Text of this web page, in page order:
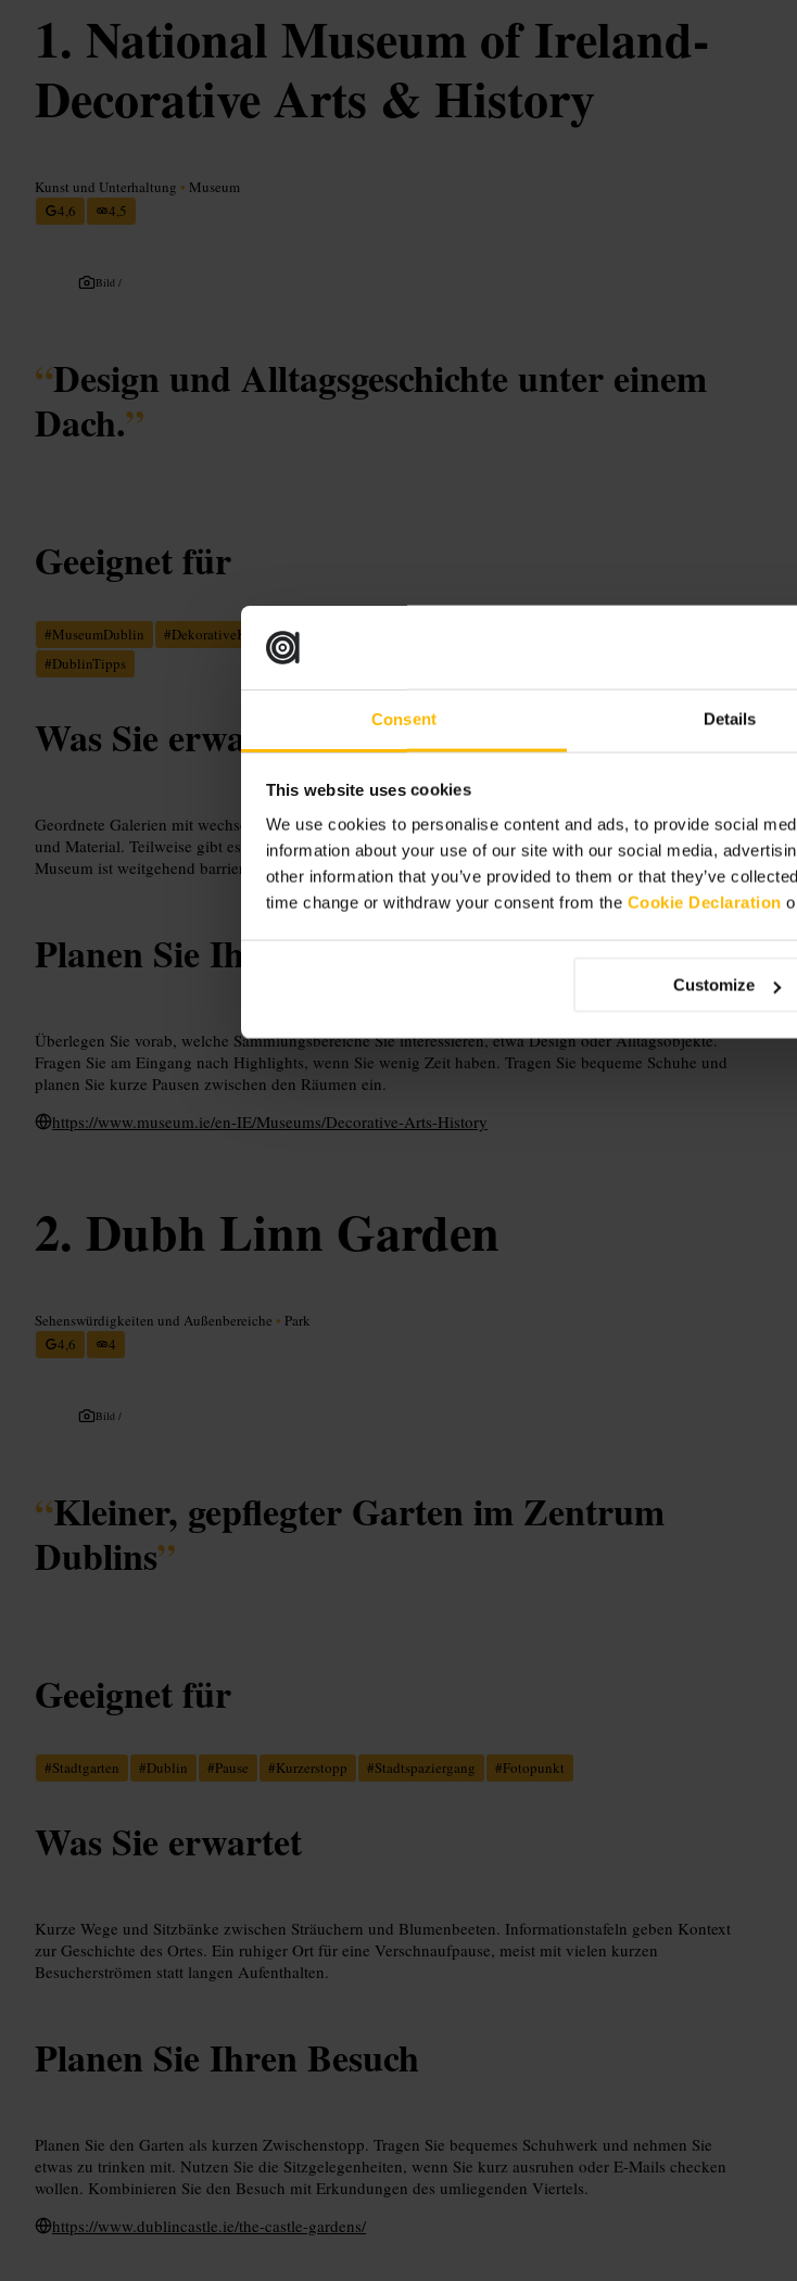
Consent Details
This website uses cookies
We use cookies to personalise content and ads, to provide social
information about your use of our site with our social media,
other information that you’ve provided to them or that they’ve
time change or withdraw your consent from the Cookie Declaration
Customize
National Museum of Ireland-
Decorative Arts & History
Kunst und Unterhaltung • Museum
4,6
4,5
Bild /
“Design und Alltagsgeschichte unter einem
Dach.”
Geeignet für
#MuseumDublin #DekorativeKunst #Geschichte
#DublinTipps
Was Sie erwartet
Geordnete Galerien mit wechselnden und dauerhaften Sammlungen. Beschilderungen erklären Kontext
und Material. Teilweise gibt es interaktive Elemente und Bereiche, die sich gut für Familien eignen. Das
Museum ist weitgehend barrierefrei und lässt sich in Etappen erkunden.
Planen Sie Ihren Besuch
Überlegen Sie vorab, welche Sammlungsbereiche Sie interessieren, etwa Design oder Alltagsobjekte.
Fragen Sie am Eingang nach Highlights, wenn Sie wenig Zeit haben. Tragen Sie bequeme Schuhe und
planen Sie kurze Pausen zwischen den Räumen ein.
https://www.museum.ie/en-IE/Museums/Decorative-Arts-History
Dubh Linn Garden
Sehenswürdigkeiten und Außenbereiche • Park
4,6
4
Bild /
“Kleiner, gepflegter Garten im Zentrum
Dublins”
Geeignet für
#Stadtgarten #Dublin #Pause #Kurzerstopp #Stadtspaziergang #Fotopunkt
Was Sie erwartet
Kurze Wege und Sitzbänke zwischen Sträuchern und Blumenbeeten. Informationstafeln geben Kontext
zur Geschichte des Ortes. Ein ruhiger Ort für eine Verschnaufpause, meist mit vielen kurzen
Besucherströmen statt langen Aufenthalten.
Planen Sie Ihren Besuch
Planen Sie den Garten als kurzen Zwischenstopp. Tragen Sie bequemes Schuhwerk und nehmen Sie
etwas zu trinken mit. Nutzen Sie die Sitzgelegenheiten, wenn Sie kurz ausruhen oder E-Mails checken
wollen. Kombinieren Sie den Besuch mit Erkundungen des umliegenden Viertels.
https://www.dublincastle.ie/the-castle-gardens/